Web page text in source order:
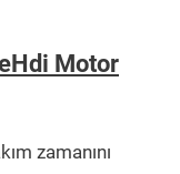
Motor
zamanını